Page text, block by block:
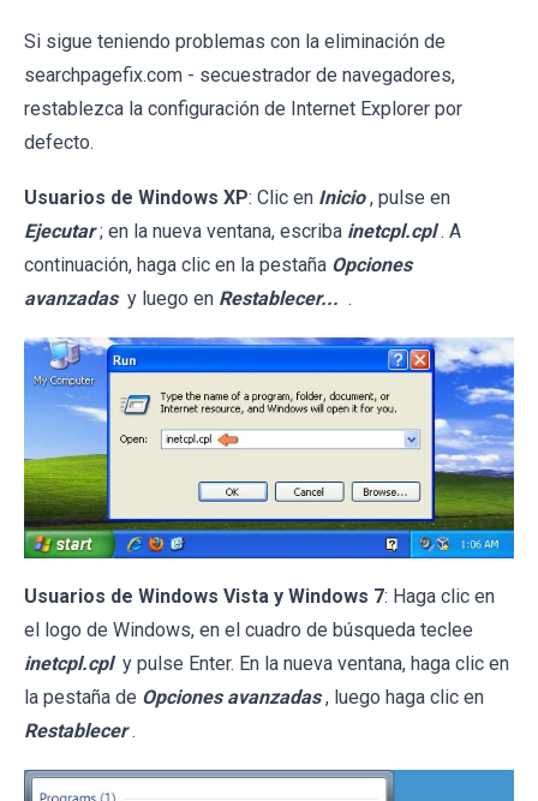
Si sigue teniendo problemas con la eliminación de
searchpagefix.com - secuestrador de navegadores,
restablezca la configuración de Internet Explorer por
defecto.
Usuarios de Windows XP: Clic en Inicio , pulse en
Ejecutar ; en la nueva ventana, escriba inetcpl.cpl . A
continuación, haga clic en la pestaña Opciones
avanzadas y luego en Restablecer... .
Usuarios de Windows Vista y Windows 7: Haga clic en
el logo de Windows, en el cuadro de búsqueda teclee
inetcpl.cpl y pulse Enter. En la nueva ventana, haga clic en
la pestaña de Opciones avanzadas , luego haga clic en
Restablecer .